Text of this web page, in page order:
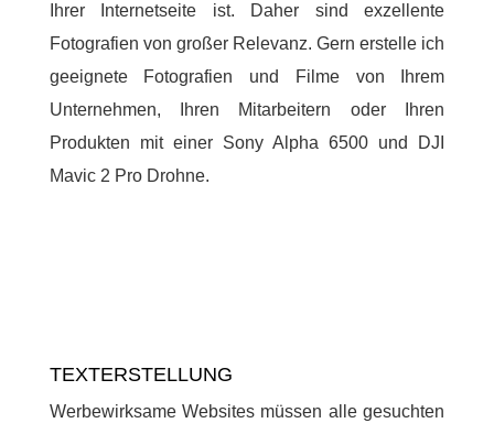
Ihrer Internetseite ist. Daher sind exzellente
Fotografien von großer Relevanz. Gern erstelle ich
geeignete Fotografien und Filme von Ihrem
Unternehmen, Ihren Mitarbeitern oder Ihren
Produkten mit einer Sony Alpha 6500 und DJI
Mavic 2 Pro Drohne.
TEXTERSTELLUNG
Werbewirksame Websites müssen alle gesuchten